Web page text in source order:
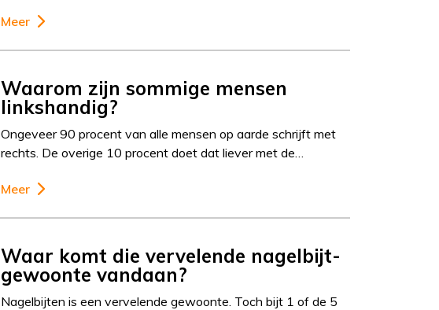
Meer
Waarom zijn sommige mensen
linkshandig?
Ongeveer 90 procent van alle mensen op aarde schrijft met
rechts. De overige 10 procent doet dat liever met de…
Meer
Waar komt die vervelende nagelbijt-
gewoonte vandaan?
Nagelbijten is een vervelende gewoonte. Toch bijt 1 of de 5